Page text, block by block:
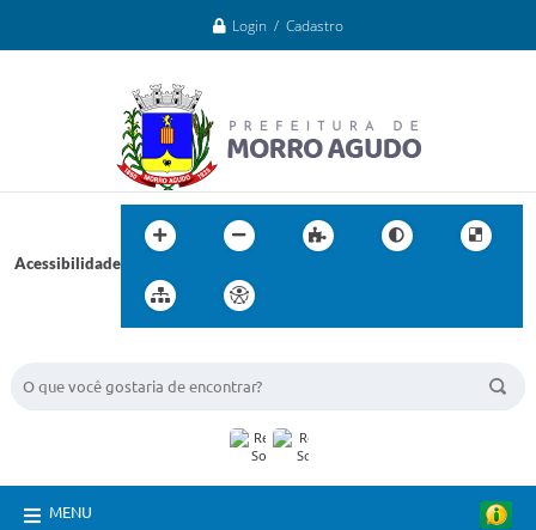
Login / Cadastro
Acessibilidade
MENU